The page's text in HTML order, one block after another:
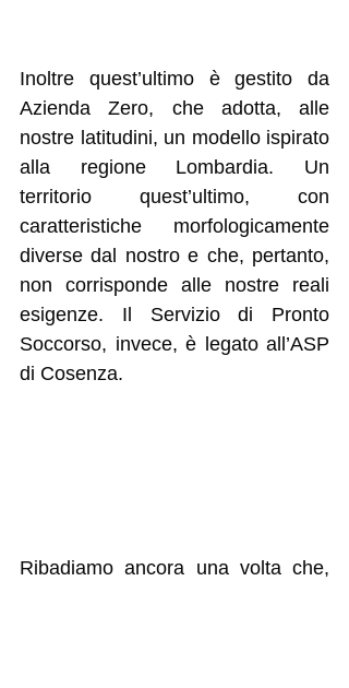
Inoltre quest’ultimo è gestito da
Azienda Zero, che adotta, alle
nostre latitudini, un modello ispirato
alla regione Lombardia. Un
territorio quest’ultimo, con
caratteristiche morfologicamente
diverse dal nostro e che, pertanto,
non corrisponde alle nostre reali
esigenze. Il Servizio di Pronto
Soccorso, invece, è legato all’ASP
di Cosenza.
Ribadiamo ancora una volta che,